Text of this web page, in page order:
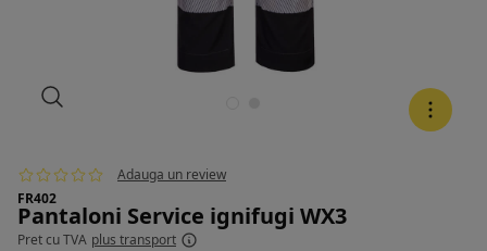
FR402
Pantaloni Service ignifugi WX3
Adauga un review
Pretcu TVA plus transport